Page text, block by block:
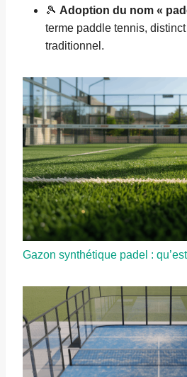
🎾 Adoption du nom «
terme paddle tennis,
traditionnel.
Gazon synthétique padel :